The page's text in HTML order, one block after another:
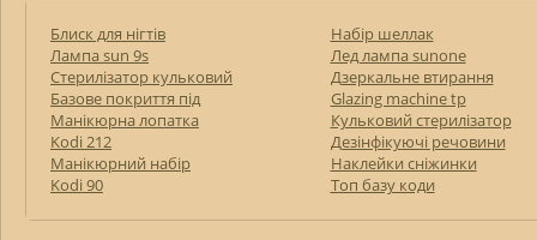
Блиск для нігтів
Лампа sun 9s
Стерилізатор кульковий
Базове покриття під
Манікюрна лопатка
Kodi 212
Манікюрний набір
Kodi 90
Набір шеллак
Лед лампа sunone
Дзеркальне втирання
Glazing machine tp
Кульковий стерилізатор
Дезінфікуючі речовини
Наклейки сніжинки
Топ базу коди